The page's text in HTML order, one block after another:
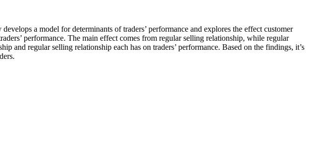
a model for determinants of traders’ performance and explores the effect customer
performance. The main effect comes from regular selling relationship, while regular
and regular selling relationship each has on traders’ performance. Based on the findings, it’s